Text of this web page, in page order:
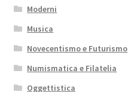
Moderni
Musica
Novecentismo e Futurismo
Numismatica e Filatelia
Oggettistica